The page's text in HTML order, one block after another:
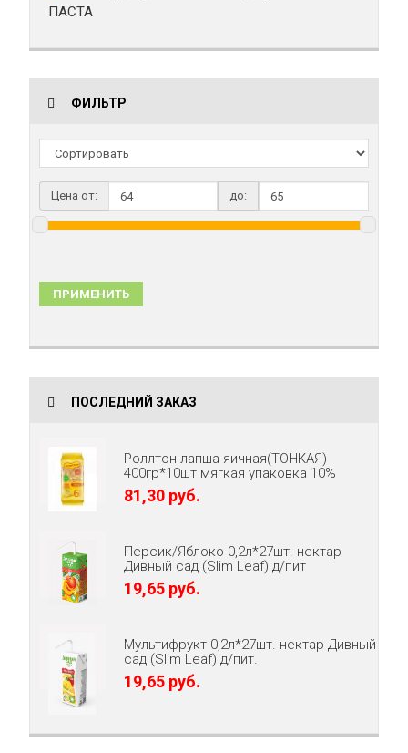
ПАСТА
ФИЛЬТР
Цена от: до:
ПРИМЕНИТЬ
ПОСЛЕДНИЙ ЗАКАЗ
Роллтон лапша яичная(ТОНКАЯ)
400гр*10шт мягкая упаковка 10%
81,30 руб.
Персик/Яблоко 0,2л*27шт. нектар
Дивный сад (Slim Leaf) д/пит
19,65 руб.
Мультифрукт 0,2л*27шт. нектар Дивный
сад (Slim Leaf) д/пит.
19,65 руб.